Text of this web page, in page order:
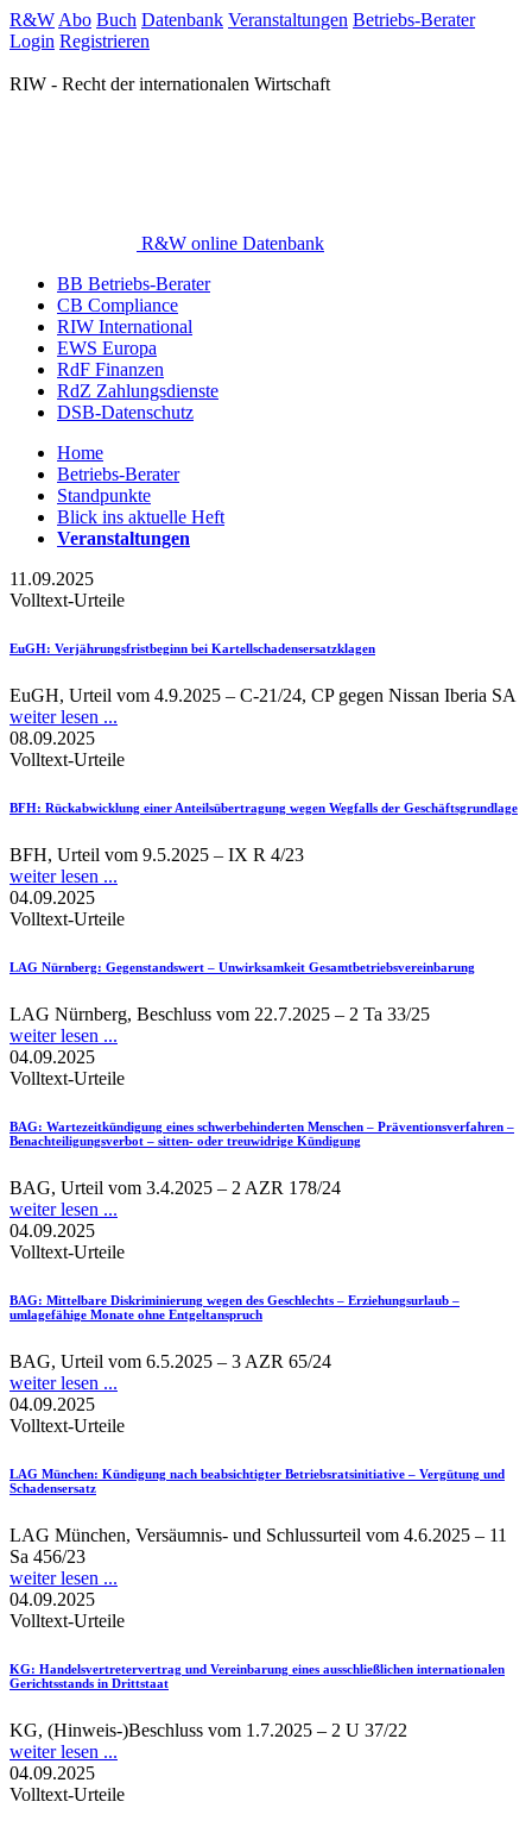
R&W Abo Buch Datenbank Veranstaltungen Betriebs-Berater
Login Registrieren
RIW - Recht der internationalen Wirtschaft
R&W online Datenbank
BB Betriebs-Berater
CB Compliance
RIW International
EWS Europa
RdF Finanzen
RdZ Zahlungsdienste
DSB-Datenschutz
Home
Betriebs-Berater
Standpunkte
Blick ins aktuelle Heft
Veranstaltungen
11.09.2025
Volltext-Urteile
EuGH: Verjährungsfristbeginn bei Kartellschadensersatzklagen
EuGH, Urteil vom 4.9.2025 – C-21/24, CP gegen Nissan Iberia SA
weiter lesen ...
08.09.2025
Volltext-Urteile
BFH: Rückabwicklung einer Anteilsübertragung wegen Wegfalls der Geschäftsgrundlage
BFH, Urteil vom 9.5.2025 – IX R 4/23
weiter lesen ...
04.09.2025
Volltext-Urteile
LAG Nürnberg: Gegenstandswert – Unwirksamkeit Gesamtbetriebsvereinbarung
LAG Nürnberg, Beschluss vom 22.7.2025 – 2 Ta 33/25
weiter lesen ...
04.09.2025
Volltext-Urteile
BAG: Wartezeitkündigung eines schwerbehinderten Menschen – Präventionsverfahren –
Benachteiligungsverbot – sitten- oder treuwidrige Kündigung
BAG, Urteil vom 3.4.2025 – 2 AZR 178/24
weiter lesen ...
04.09.2025
Volltext-Urteile
BAG: Mittelbare Diskriminierung wegen des Geschlechts – Erziehungsurlaub –
umlagefähige Monate ohne Entgeltanspruch
BAG, Urteil vom 6.5.2025 – 3 AZR 65/24
weiter lesen ...
04.09.2025
Volltext-Urteile
LAG München: Kündigung nach beabsichtigter Betriebsratsinitiative – Vergütung und
Schadensersatz
LAG München, Versäumnis- und Schlussurteil vom 4.6.2025 – 11
Sa 456/23
weiter lesen ...
04.09.2025
Volltext-Urteile
KG: Handelsvertretervertrag und Vereinbarung eines ausschließlichen internationalen
Gerichtsstands in Drittstaat
KG, (Hinweis-)Beschluss vom 1.7.2025 – 2 U 37/22
weiter lesen ...
04.09.2025
Volltext-Urteile